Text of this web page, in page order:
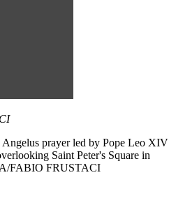
Angelus prayer led by Pope Leo XIV
Saint Peter's Square in
FABIO FRUSTACI